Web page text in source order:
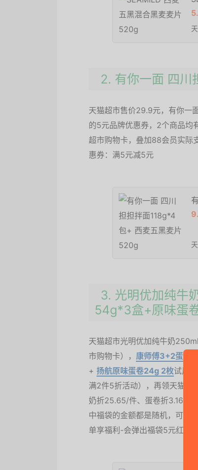
2. 有你一面 四
天猫超市售价29.9元，有你一
的5元品牌优惠券，2个商品均
超市购物卡，叠加88会员实际
惠券：满5元减5元
3. 光明优加纯牛
54g*3盒+原味蛋
天猫超市光明优加纯牛奶
市购物卡）， 康师傅3+2蛋酥卷
+ 扬航原味蛋卷24g 2枚试用
满2件5折活动），再领天猫超
奶折25.65/件、蛋卷折3.16/件
中福袋的金额都是随机，可到
单享福利-会弹出福袋5元红包